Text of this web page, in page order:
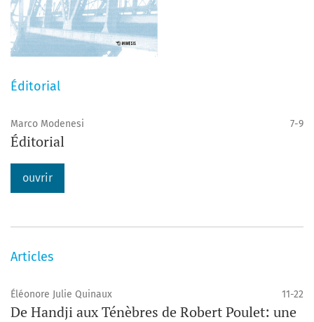
Éditorial
Marco Modenesi 7-9
Éditorial
ouvrir
Articles
Éléonore Julie Quinaux 11-22
De Handji aux Ténèbres de Robert Poulet: une